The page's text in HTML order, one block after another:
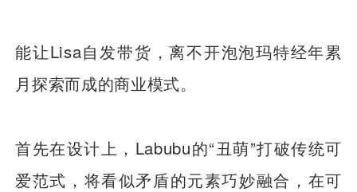
能让Lisa自发带货，离不开泡泡玛特经年累
月探索而成的商业模式。
首先在设计上，Labubu的“丑萌”打破传统可
爱范式，将看似矛盾的元素巧妙融合，在可